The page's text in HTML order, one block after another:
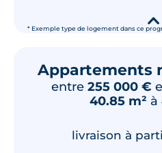
* Exemple type de logement dans ce
▾
Appartements
entre 255 000 €
40.85 m² à
livraison à